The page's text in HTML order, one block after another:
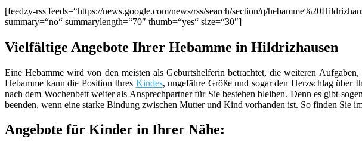
[feedzy-rss feeds=“https://news.google.com/news/rss/search/section/q/
summary=“no“ summarylength=“70″ thumb=“yes“ size=“30″]
Vielfältige Angebote Ihrer Hebamme in Hildrizhausen
Eine Hebamme wird von den meisten als Geburtshelferin betrachtet, die weiteren
Hebamme kann die Position Ihres Kindes, ungefähre Größe und sogar den Herzschlag über
nach dem Wochenbett weiter als Ansprechpartner für Sie bestehen bleiben. Denn es gibt
beenden, wenn eine starke Bindung zwischen Mutter und Kind vorhanden ist. So finden Sie
Angebote für Kinder in Ihrer Nähe: